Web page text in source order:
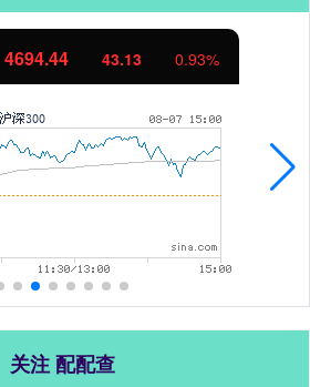
1134.24 11.37 1.01%
关注 配配查